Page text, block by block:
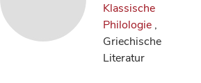
Klassische
Philologie ,
Griechische
Literatur